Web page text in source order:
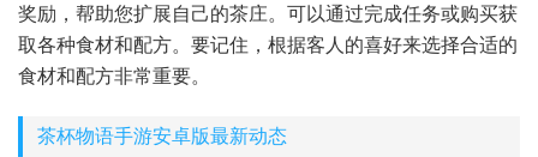
奖励，帮助您扩展自己的茶庄。可以通过完成任务或购买获
取各种食材和配方。要记住，根据客人的喜好来选择合适的
食材和配方非常重要。
茶杯物语手游安卓版最新动态